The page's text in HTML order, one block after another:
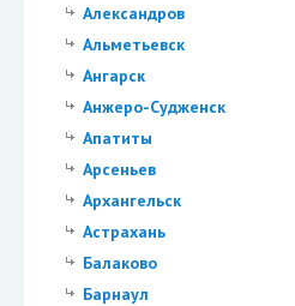
Александров
Альметьевск
Ангарск
Анжеро-Судженск
Апатиты
Арсеньев
Архангельск
Астрахань
Балаково
Барнаул